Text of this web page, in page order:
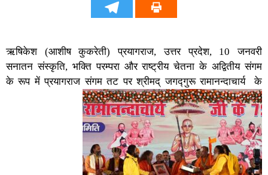
ऋषिकेश (आशीष कुकरेती) प्रयागराज, उत्तर प्रदेश, 10 जनवरी
सनातन संस्कृति, भक्ति परम्परा और राष्ट्रीय चेतना के अद्वितीय संगम
के रूप में प्रयागराज संगम तट पर श्रीमद् जगद्गुरू रामानन्दाचार्य के